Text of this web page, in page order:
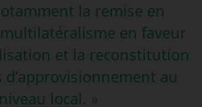
la remise en
en faveur
et la reconstitution
d’approvisionnement au
niveau local. »